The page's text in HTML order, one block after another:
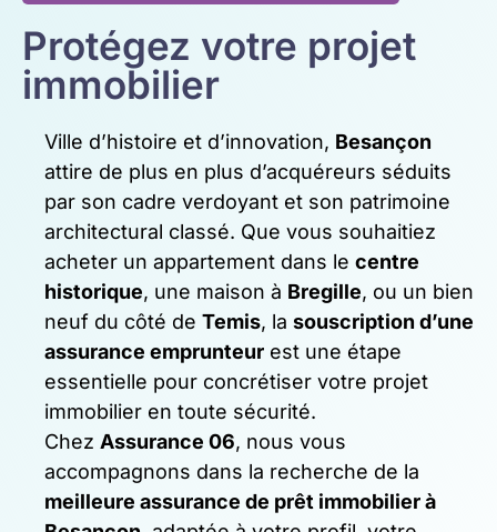
Protégez votre projet
immobilier
Ville d’histoire et d’innovation, Besançon
attire de plus en plus d’acquéreurs séduits
par son cadre verdoyant et son patrimoine
architectural classé. Que vous souhaitiez
acheter un appartement dans lecentre
historique, une maison à Bregille, ou un bien
neuf du côté deTemis, lasouscription d’une
assurance emprunteur est une étape
essentielle pour concrétiser votre projet
immobilier en toute sécurité.
Chez Assurance 06, nous vous
accompagnons dans la recherche de la
meilleure assurance de prêt immobilier à